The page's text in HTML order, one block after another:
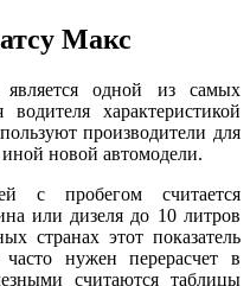
Макс
одной из самых
характеристикой
производители для
новой автомодели.
с пробегом считается
или дизеля до 10 литров
странах этот показатель
нужен перерасчет в
считаются таблицы